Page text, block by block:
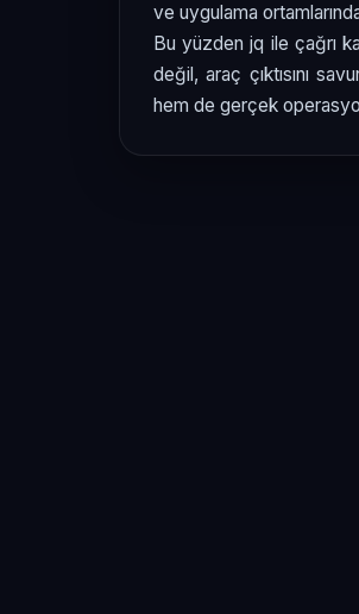
ve uygulama
Bu yüzden jq ile çağrı
değil, araç çıktısını
hem de gerçek